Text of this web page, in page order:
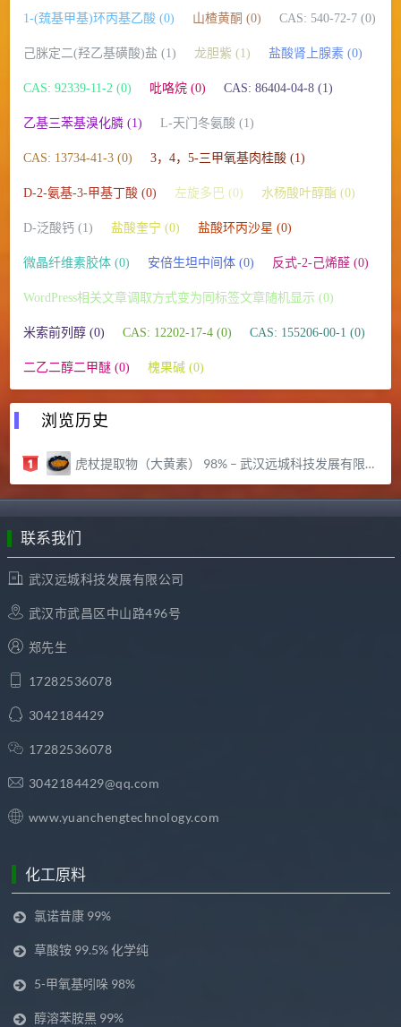
1-(巯基甲基)环丙基乙酸 (0) 山楂黄酮 (0) CAS: 540-72-7 (0)
己脒定二(羟乙基磺酸)盐 (1) 龙胆紫 (1) 盐酸肾上腺素 (0)
CAS: 92339-11-2 (0) 吡咯烷 (0) CAS: 86404-04-8 (1)
乙基三苯基溴化膦 (1) L-天门冬氨酸 (1)
CAS: 13734-41-3 (0) 3，4，5-三甲氧基肉桂酸 (1)
D-2-氨基-3-甲基丁酸 (0) 左旋多巴 (0) 水杨酸叶醇酯 (0)
D-泛酸钙 (1) 盐酸奎宁 (0) 盐酸环丙沙星 (0)
微晶纤维素胶体 (0) 安倍生坦中间体 (0) 反式-2-己烯醛 (0)
WordPress相关文章调取方式变为同标签文章随机显示 (0)
米索前列醇 (0) CAS: 12202-17-4 (0) CAS: 155206-00-1 (0)
二乙二醇二甲醚 (0) 槐果碱 (0)
浏览历史
虎杖提取物（大黄素） 98% – 武汉远城科技发展有限公司
联系我们
武汉远城科技发展有限公司
武汉市武昌区中山路496号
郑先生
17282536078
3042184429
17282536078
3042184429@qq.com
www.yuanchengtechnology.com
化工原料
氯诺昔康 99%
草酸铵 99.5% 化学纯
5-甲氧基吲哚 98%
醇溶苯胺黑 99%